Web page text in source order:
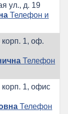
ул., д. 19
Телефон и
корп. 1, оф.
Телефон
корп. 1, офис
Телефон